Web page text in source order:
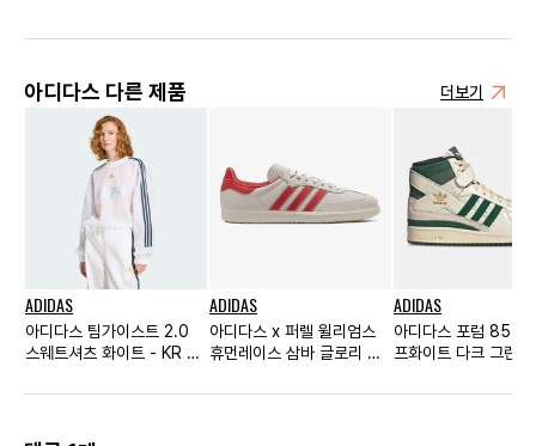
아디다스 다른 제품 더보기
ADIDAS
아디다스 팀가이스트 2.0
스웨트셔츠 화이트 - KR 사
ADIDAS
아디다스 x 퍼렐 윌리엄스
휴먼레이스 삼바 글로리 레
ADIDAS
아디다스 포럼 85 하
프화이트 다크 그린